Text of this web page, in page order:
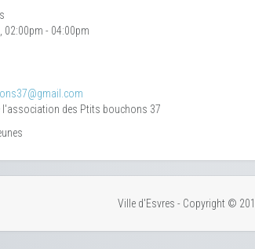
02:00pm - 04:00pm
l'association des Ptits bouchons 37
Ville d'Esvres - Copyright ©